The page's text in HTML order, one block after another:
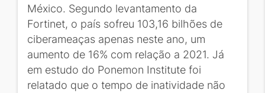
México. Segundo levantamento da
Fortinet, o país sofreu 103,16 bilhões de
ciberameaças apenas neste ano, um
aumento de 16% com relação a 2021. Já
em estudo do Ponemon Institute foi
relatado que o tempo de inatividade não